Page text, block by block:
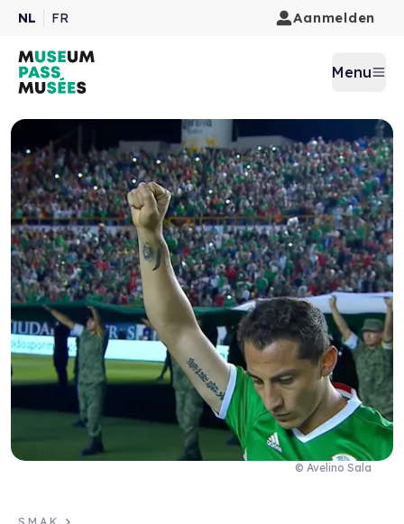
NL FR Aanmelden
Menu
© Avelino Sala